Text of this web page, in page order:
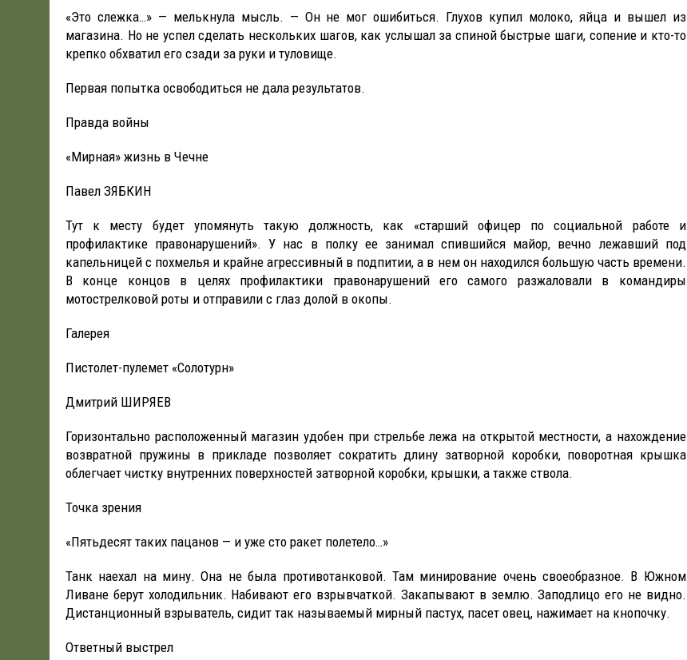
«Это слежка…» — мелькнула мысль. — Он не мог ошибиться. Глухов купил молоко, яйца и вышел из
магазина. Но не успел сделать нескольких шагов, как услышал за спиной быстрые шаги, сопение и кто-то
крепко обхватил его сзади за руки и туловище.
Первая попытка освободиться не дала результатов.
Правда войны
«Мирная» жизнь в Чечне
Павел ЗЯБКИН
Тут к месту будет упомянуть такую должность, как «старший офицер по социальной работе и
профилактике правонарушений». У нас в полку ее занимал спившийся майор, вечно лежавший под
капельницей с похмелья и крайне агрессивный в подпитии, а в нем он находился большую часть времени.
В конце концов в целях профилактики правонарушений его самого разжаловали в командиры
мотострелковой роты и отправили с глаз долой в окопы.
Галерея
Пистолет-пулемет «Солотурн»
Дмитрий ШИРЯЕВ
Горизонтально расположенный магазин удобен при стрельбе лежа на открытой местности, а нахождение
возвратной пружины в прикладе позволяет сократить длину затворной коробки, поворотная крышка
облегчает чистку внутренних поверхностей затворной коробки, крышки, а также ствола.
Точка зрения
«Пятьдесят таких пацанов — и уже сто ракет полетело…»
Танк наехал на мину. Она не была противотанковой. Там минирование очень своеобразное. В Южном
Ливане берут холодильник. Набивают его взрывчаткой. Закапывают в землю. Заподлицо его не видно.
Дистанционный взрыватель, сидит так называемый мирный пастух, пасет овец, нажимает на кнопочку.
Ответный выстрел